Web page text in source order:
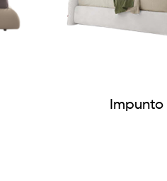
Impunto